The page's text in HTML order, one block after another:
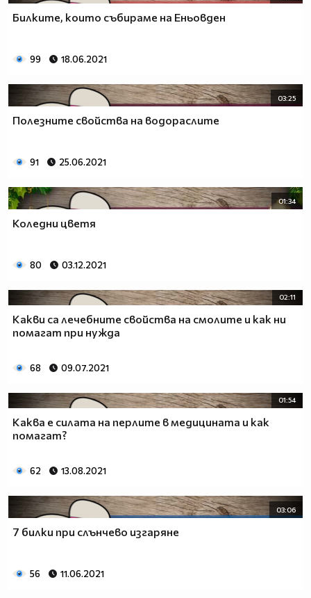
Билките, които събираме на Еньовден
99 18.06.2021
03:25
Полезните свойства на водораслите
91 25.06.2021
01:34
Коледни цветя
80 03.12.2021
02:11
Какви са лечебните свойства на смолите и как ни
помагат при нужда
68 09.07.2021
01:54
Каква е силата на перлите в медицината и как
помагат?
62 13.08.2021
03:06
7 билки при слънчево изгаряне
56 11.06.2021